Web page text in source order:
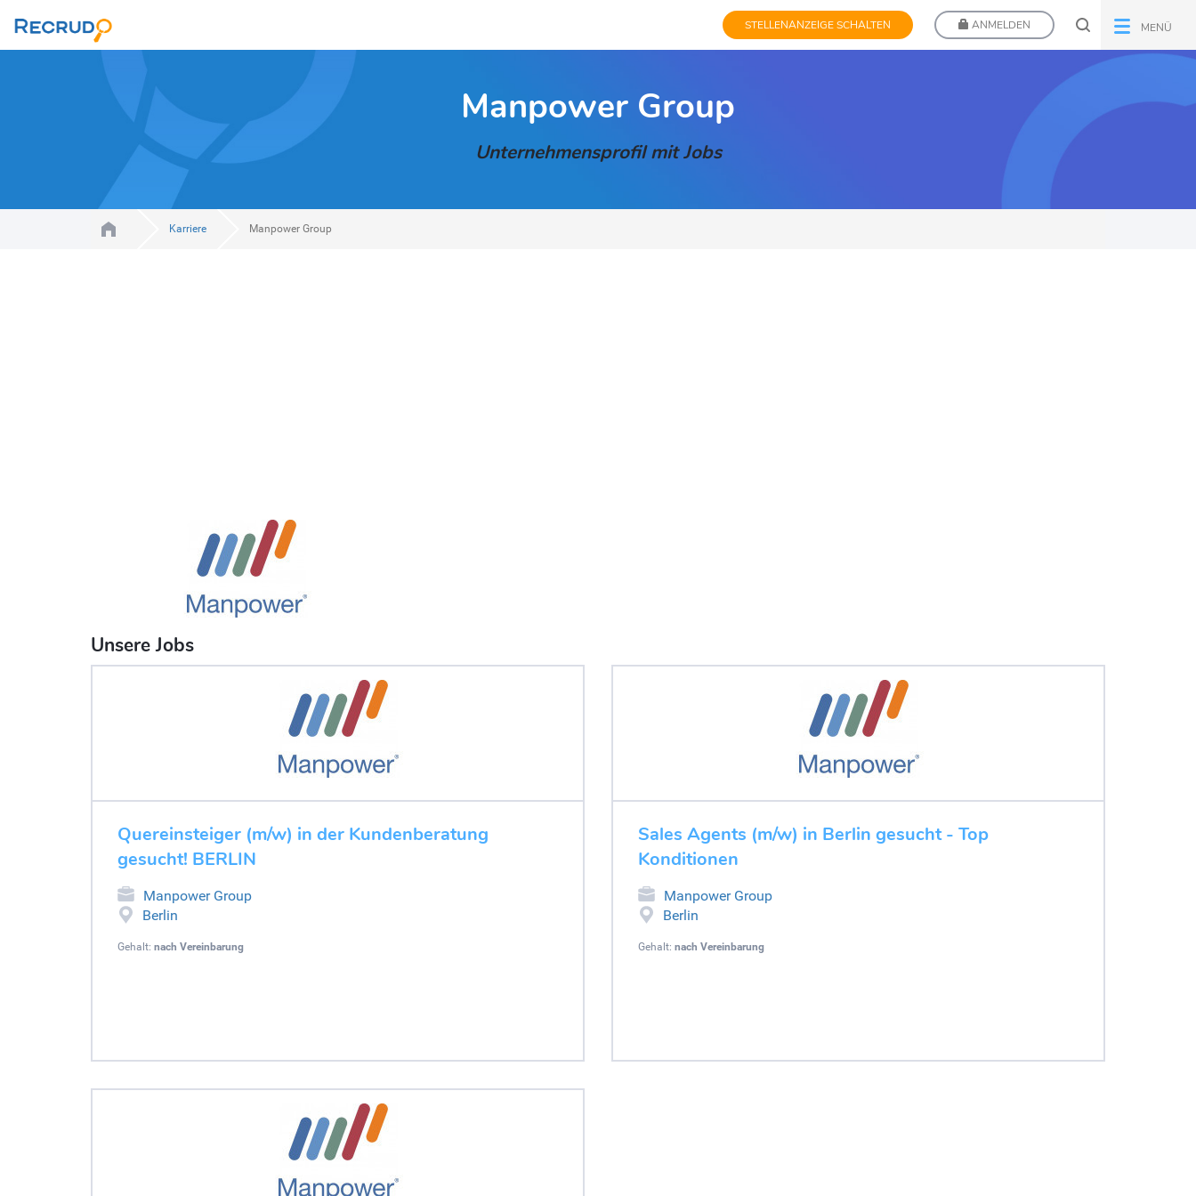
STELLENANZEIGE SCHALTEN ANMELDEN MENÜ
Manpower Group
Unternehmensprofil mit Jobs
Karriere Manpower Group
Unsere Jobs
Quereinsteiger (m/w) in der Kundenberatung
gesucht! BERLIN
Manpower Group
Berlin
Gehalt: nach Vereinbarung
Sales Agents (m/w) in Berlin gesucht - Top
Konditionen
Manpower Group
Berlin
Gehalt: nach Vereinbarung